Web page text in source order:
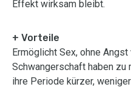
Effekt wirksam bleibt.
+ Vorteile
Ermöglicht Sex, ohne
Schwangerschaft haben zu
ihre Periode kürzer,